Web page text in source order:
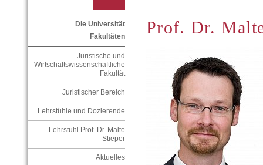
Die Universität
Fakultäten
Juristische und
Wirtschaftswissenschaftliche
Fakultät
Juristischer Bereich
Lehrstühle und Dozierende
Lehrstuhl Prof. Dr. Malte
Stieper
Aktuelles
Prof. Dr.